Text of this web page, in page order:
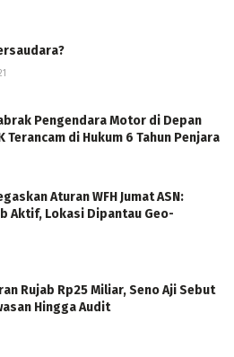
Pengendara Motor di Depan
Terancam di Hukum 6 Tahun Penjara
Aturan WFH Jumat ASN:
Aktif, Lokasi Dipantau Geo-
Rujab Rp25 Miliar, Seno Aji Sebut
Hingga Audit